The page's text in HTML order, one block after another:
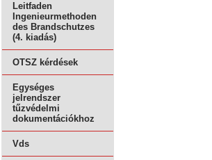
Leitfaden
Ingenieurmethoden
des Brandschutzes
(4. kiadás)
OTSZ kérdések
Egységes
jelrendszer
tűzvédelmi
dokumentációkhoz
Vds